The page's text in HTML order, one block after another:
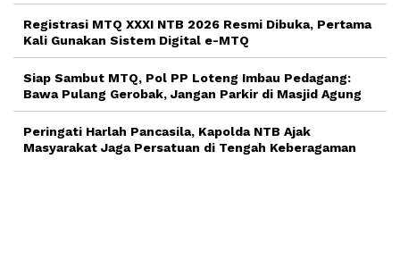
Registrasi MTQ XXXI NTB 2026 Resmi Dibuka, Pertama
Kali Gunakan Sistem Digital e-MTQ
Siap Sambut MTQ, Pol PP Loteng Imbau Pedagang:
Bawa Pulang Gerobak, Jangan Parkir di Masjid Agung
Peringati Harlah Pancasila, Kapolda NTB Ajak
Masyarakat Jaga Persatuan di Tengah Keberagaman